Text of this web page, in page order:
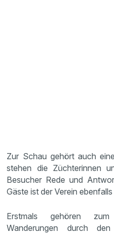
Zur Schau gehört auch
stehen die Züchterinnen
Besucher Rede und
Gäste ist der Verein
Erstmals gehören
Wanderungen durch